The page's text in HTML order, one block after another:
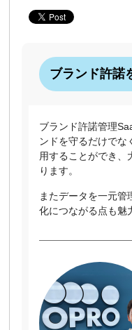
ブランド許諾
ブランド許諾管理
ンドを守るだけでな
用することができ、
ります。
またデータを一元
化につながる点も魅